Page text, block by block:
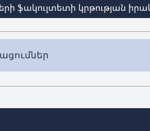
ֆակուլտետի կրթության